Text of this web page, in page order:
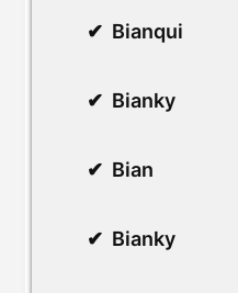
Bianqui
Bianky
Bian
Bianky